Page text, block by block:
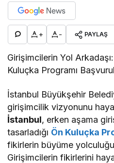
+ - PAYLAŞ
Girişimcilerin Yol
Kuluçka Programı
İstanbul Büyükşehir
girişimcilik vizyonunu
İstanbul, erken aşama
tasarladığı Ön Kuluçka
fikirlerin büyüme
Girişimcilerin fikirlerini